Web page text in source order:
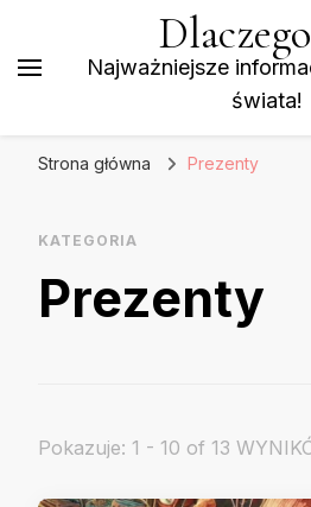
Najważniejsze
świata!
Strona główna Prezenty
KATEGORIA
Prezenty
Pokazuje: 1 - 10 of 13